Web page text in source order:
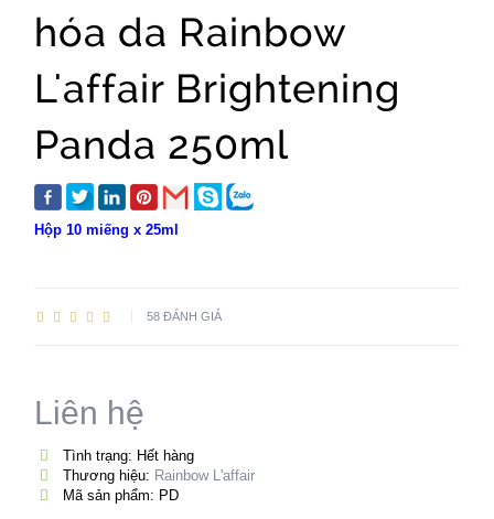
hóa da Rainbow
L'affair Brightening
Panda 250ml
Hộp 10 miếng x 25ml
58 ĐÁNH GIÁ
Liên hệ
Tình trạng: Hết hàng
Thương hiệu: Rainbow L'affair
Mã sản phẩm: PD